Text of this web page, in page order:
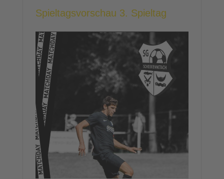
Spieltagsvorschau 3. Spieltag